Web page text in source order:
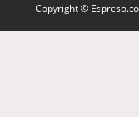
Copyright ©